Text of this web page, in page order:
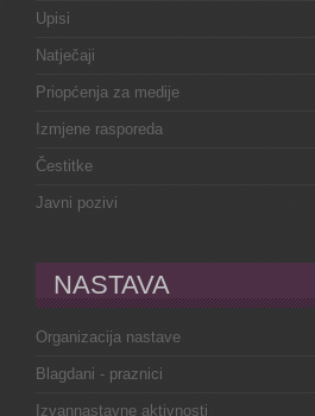
Upisi
Natječaji
Priopćenja za medije
Izmjene rasporeda
Čestitke
Javni pozivi
NASTAVA
Organizacija nastave
Blagdani - praznici
Izvannastavne aktivnosti